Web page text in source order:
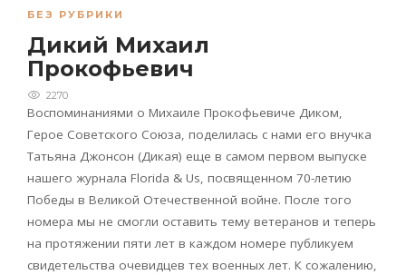
БЕЗ РУБРИКИ
Дикий Михаил
Прокофьевич
2270
Воспоминаниями о Михаиле Прокофьевиче Диком,
Герое Советского Союза, поделилась с нами его внучка
Татьяна Джонсон (Дикая) еще в самом первом выпуске
нашего журнала Florida & Us, посвященном 70-летию
Победы в Великой Отечественной войне. После того
номера мы не смогли оставить тему ветеранов и теперь
на протяжении пяти лет в каждом номере публикуем
свидетельства очевидцев тех военных лет. К сожалению,